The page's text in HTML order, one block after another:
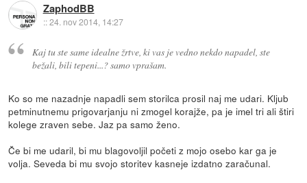
ZaphodBB
::24. nov 2014, 14:27
Kaj tu ste same idealne žrtve, ki vas je vedno nekdo napadel, ste
bežali, bili tepeni...? samo vprašam.
Ko so me nazadnje napadli sem storilca prosil naj me udari. Kljub
petminutnemu prigovarjanju ni zmogel korajže, pa je imel tri ali štiri
kolege zraven sebe. Jaz pa samo ženo.
Če bi me udaril, bi mu blagovoljil početi z mojo osebo kar ga je
volja. Seveda bi mu svojo storitev kasneje izdatno zaračunal.